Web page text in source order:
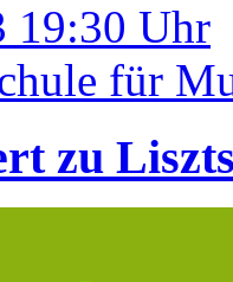
19:30 Uhr
für
zu